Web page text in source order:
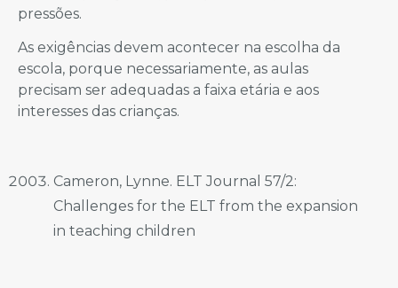
pressões.
As exigências devem acontecer na escolha da
escola, porque necessariamente, as aulas
precisam ser adequadas a faixa etária e aos
interesses das crianças.
Cameron, Lynne. ELT Journal 57/2:
Challenges for the ELT from the expansion
in teaching children